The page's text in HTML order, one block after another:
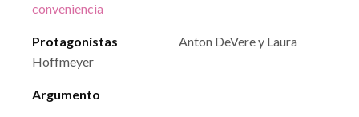
conveniencia
Protagonistas
Anton DeVere y Laura
Hoffmeyer
Argumento